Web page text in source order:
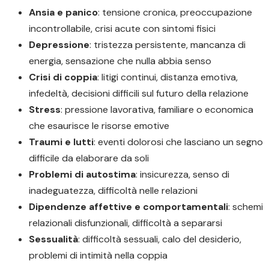
Ansia e panico: tensione cronica, preoccupazione
incontrollabile, crisi acute con sintomi fisici
Depressione: tristezza persistente, mancanza di
energia, sensazione che nulla abbia senso
Crisi di coppia: litigi continui, distanza emotiva,
infedeltà, decisioni difficili sul futuro della relazione
Stress: pressione lavorativa, familiare o economica
che esaurisce le risorse emotive
Traumi e lutti: eventi dolorosi che lasciano un segno
difficile da elaborare da soli
Problemi di autostima: insicurezza, senso di
inadeguatezza, difficoltà nelle relazioni
Dipendenze affettive e comportamentali: schemi
relazionali disfunzionali, difficoltà a separarsi
Sessualità: difficoltà sessuali, calo del desiderio,
problemi di intimità nella coppia